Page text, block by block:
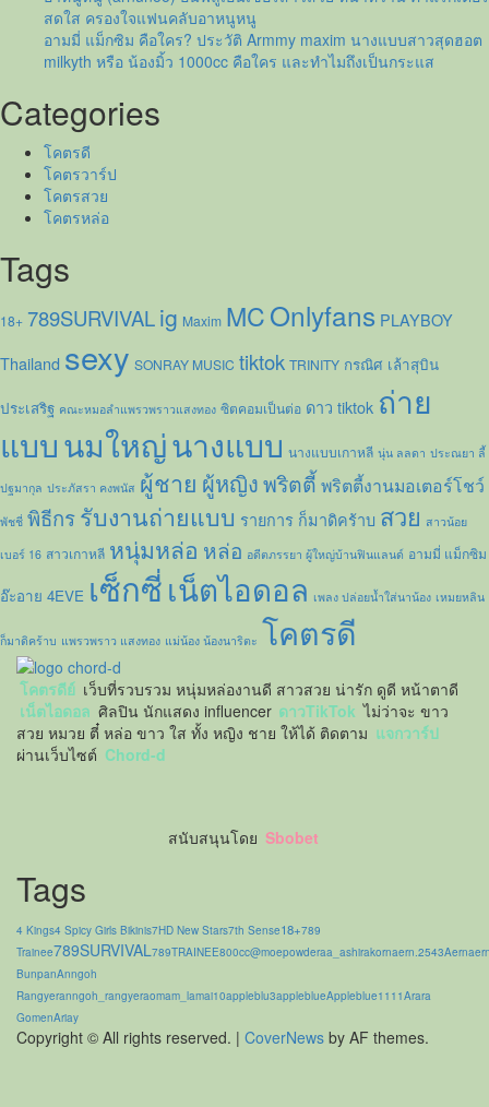
สดใส ครองใจแฟนคลับอาหนูหนู
อามมี่ แม็กซิม คือใคร? ประวัติ Armmy maxim นางแบบสาวสุดฮอต
milkyth หรือ น้องมิ้ว 1000cc คือใคร และทำไมถึงเป็นกระแส
Categories
โคตรดี
โคตรวาร์ป
โคตรสวย
โคตรหล่อ
Tags
18+ 789SURVIVALig Maxim MCOnlyfans PLAYBOY
Thailand sexy SONRAY MUSIC tiktok TRINITY กรณิศ เล้าสุบิน
ประเสริฐ คณะหมอลำแพรวพราวแสงทอง ซิตคอมเป็นต่อ ดาว tiktok ถ่าย
แบบนมใหญ่นางแบบ นางแบบเกาหลี นุ่น ลลดา ประณยา ลี้
ปฐมากุล ประภัสรา คงพนัส ผู้ชาย ผู้หญิงพริตตี้ พริตตี้งานมอเตอร์โชว์
พัชชี่ พิธีกรรับงานถ่ายแบบ รายการ ก็มาดิคร้าบ สวย สาวน้อย
เบอร์ 16 สาวเกาหลี หนุ่มหล่อ หล่อ อดีตภรรยา ผู้ใหญ่บ้านฟินแลนด์ อามมี่ แม็กซิม
อ๊ะอาย 4EVE เซ็กซี่เน็ตไอดอล เพลง ปล่อยน้ำใส่นาน้อง เหมยหลิน
ก็มาดิคร้าบ แพรวพราว แสงทอง แม่น้อง น้องนาริตะ โคตรดี
โคตรดีย์ เว็บที่รวบรวม หนุ่มหล่องานดี สาวสวย น่ารัก ดูดี หน้าตาดี
เน็ตไอดอล ศิลปิน นักแสดง influencer ดาวTikTok ไม่ว่าจะ ขาว
สวย หมวย ตี๋ หล่อ ขาว ใส ทั้ง หญิง ชาย ให้ได้ ติดตาม แจกวาร์ป
ผ่านเว็บไซต์ Chord-d
สนับสนุนโดย Sbobet
Tags
4 Kings4 Spicy Girls Bikinis7HD New Stars7th Sense18+789
Trainee789SURVIVAL789TRAINEE800cc@moepowderaa_ashirakornaern.2543
BunpanAnngoh
Rangyeranngoh_rangyeraomam_lamai10appleblu3appleblueAppleblue1111Arara
GomenAriay
Copyright © All rights reserved. | CoverNews by AF themes.